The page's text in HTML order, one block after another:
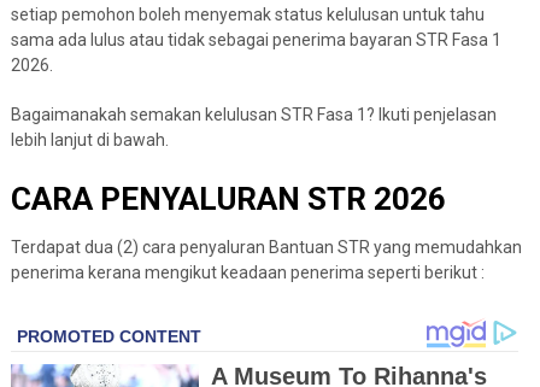
setiap pemohon boleh menyemak status kelulusan untuk tahu
sama ada lulus atau tidak sebagai penerima bayaran STR Fasa 1
2026.
Bagaimanakah semakan kelulusan STR Fasa 1? Ikuti penjelasan
lebih lanjut di bawah.
CARA PENYALURAN STR 2026
Terdapat dua (2) cara penyaluran Bantuan STR yang memudahkan
penerima kerana mengikut keadaan penerima seperti berikut :